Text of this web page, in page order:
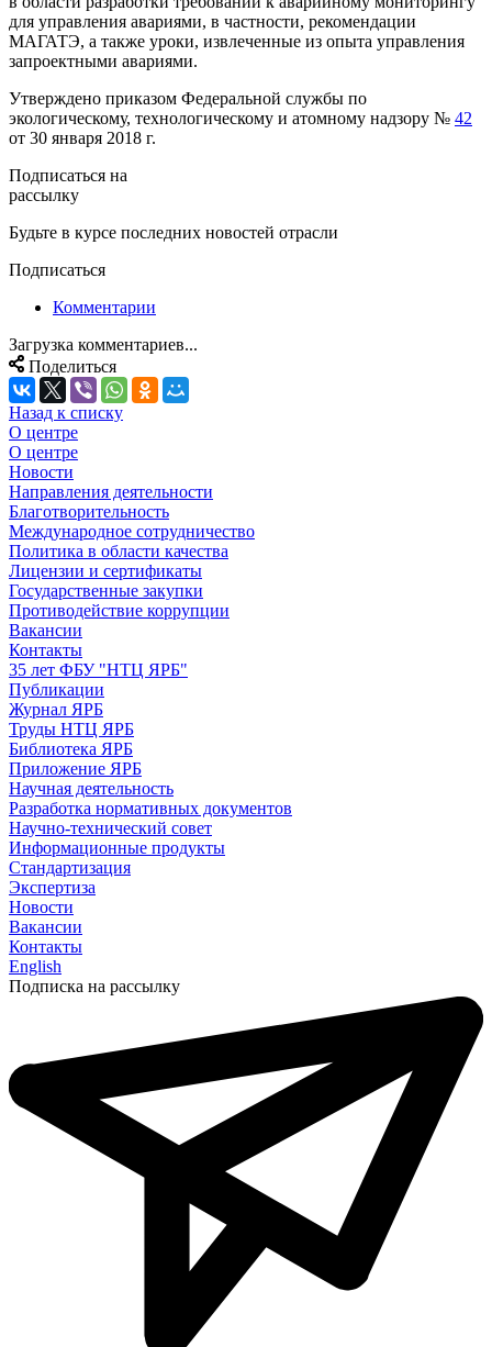
для управления авариями, в частности, рекомендации
МАГАТЭ, а также уроки, извлеченные из опыта управления
запроектными авариями.
Утверждено приказом Федеральной службы по
экологическому, технологическому и атомному надзору № 42
от 30 января 2018 г.
Подписаться на
рассылку
Будьте в курсе последних новостей отрасли
Подписаться
Комментарии
Загрузка комментариев...
Поделиться
Назад к списку
О центре
О центре
Новости
Направления деятельности
Благотворительность
Международное сотрудничество
Политика в области качества
Лицензии и сертификаты
Государственные закупки
Противодействие коррупции
Вакансии
Контакты
35 лет ФБУ "НТЦ ЯРБ"
Публикации
Журнал ЯРБ
Труды НТЦ ЯРБ
Библиотека ЯРБ
Приложение ЯРБ
Научная деятельность
Разработка нормативных документов
Научно-технический совет
Информационные продукты
Стандартизация
Экспертиза
Новости
Вакансии
Контакты
English
Подписка на рассылку